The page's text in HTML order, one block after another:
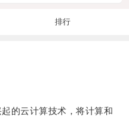
排行
的云计算技术，将计算和